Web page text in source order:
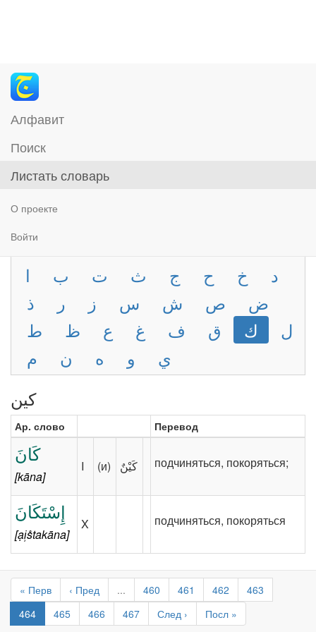
Алфавит
Поиск
Листать словарь
О проекте
Войти
ا ب ت ث ج ح خ
د
ذ
ر ز س ش ص
ض
ط
ظ ع غ ف ق ك
ل
م
ن ه و
ي
كين
Ар. слово Перевод
كَانَ
[kāna]
I (и) подчиняться, покоряться;
إِسْتَكَانَ
[ại̹s̊takāna]
X подчиняться, покоряться
« Перв ‹ Пред ... 460 461 462
463
464
465 466 467 След › Посл »